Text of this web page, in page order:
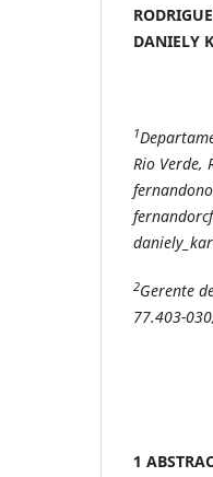
DANIELY
1
Rio Verde,
2Gerente
77.403-
1